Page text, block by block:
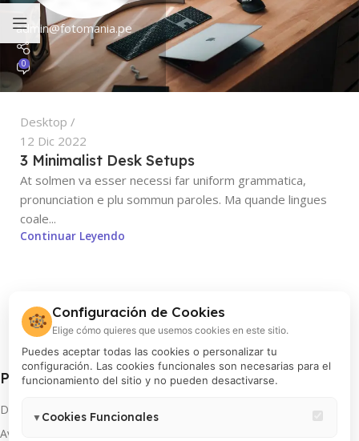
admin@fotomania.pe
0
Desktop
12 Dic 2022
3 Minimalist Desk Setups
At solmen va esser necessi far uniform grammatica,
pronunciation e plu sommun paroles. Ma quande lingues
coale...
Continuar Leyendo
Procolor S.A.
Distribuidor oficial de FUJIFILM en Perú
Av. Arequipa 810, Lima
🍪 Configuración de Cookies
Elige cómo quieres que usemos cookies en este sitio.
Puedes aceptar todas las cookies o personalizar tu
configuración. Las cookies funcionales son necesarias para el
funcionamiento del sitio y no pueden desactivarse.
▼ Cookies Funcionales